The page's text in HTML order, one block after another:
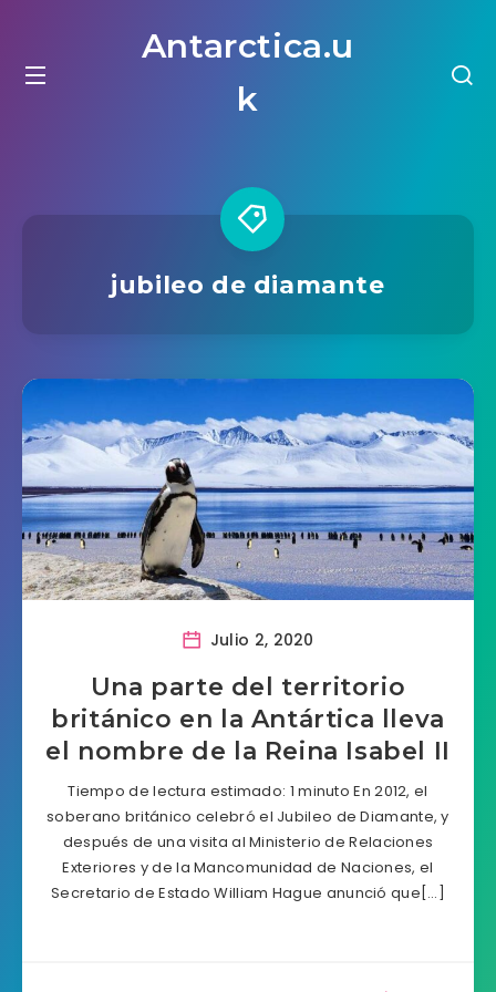
Antarctica.u
k
jubileo de diamante
Julio 2, 2020
Una parte del territorio
británico en la Antártica lleva
el nombre de la Reina Isabel II
Tiempo de lectura estimado: 1 minuto En 2012, el
soberano británico celebró el Jubileo de Diamante, y
después de una visita al Ministerio de Relaciones
Exteriores y de la Mancomunidad de Naciones, el
Secretario de Estado William Hague anunció que[…]